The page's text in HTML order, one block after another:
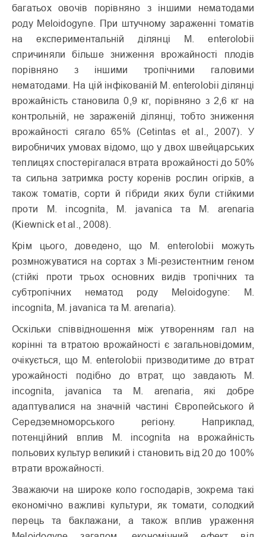
багатьох овочів порівняно з іншими нематодами
роду Meloidogyne. При штучному зараженні томатів
на експериментальній ділянці M. enterolobii
спричиняли більше зниження врожайності плодів
порівняно з іншими тропічними галовими
нематодами. На цій інфікованій M. enterolobii ділянці
врожайність становила 0,9 кг, порівняно з 2,6 кг на
контрольній, не зараженій ділянці, тобто зниження
врожайності сягало 65% (Cetintas et al., 2007). У
виробничих умовах відомо, що у двох швейцарських
теплицях спостерігалася втрата врожайності до 50%
та сильна затримка росту коренів рослин огірків, а
також томатів, сорти й гібриди яких були стійкими
проти M. incognita, M. javanica та M. arenaria
(Kiewnick et al., 2008).
Крім цього, доведено, що M. enterolobii можуть
розмножуватися на сортах з Mi-резистентним геном
(стійкі проти трьох основних видів тропічних та
субтропічних нематод роду Meloidogyne: M.
incognita, M. javanica та M. arenaria).
Оскільки співвідношення між утворенням гал на
корінні та втратою врожайності є загальновідомим,
очікується, що M. enterolobii призводитиме до втрат
урожайності подібно до втрат, що завдають M.
incognita, javanica та M. arenaria, які добре
адаптувалися на значній частині Європейського й
Середземноморського регіону. Наприклад,
потенційний вплив M. incognita на врожайність
польових культур великий і становить від 20 до 100%
втрати врожайності.
Зважаючи на широке коло господарів, зокрема такі
економічно важливі культури, як томати, солодкий
перець та баклажани, а також вплив ураження